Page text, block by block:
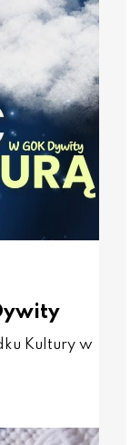
Kultury w